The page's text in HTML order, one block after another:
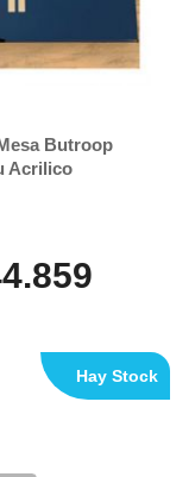
Butroop
Acrilico
Hay Stock